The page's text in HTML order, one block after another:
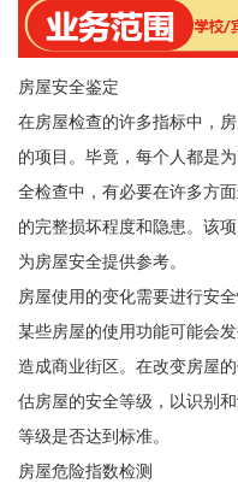
房屋安全鉴定
在房屋检查的许多指标中，
的项目。毕竟，每个人都是
全检查中，有必要在许多方
的完整损坏程度和隐患。该
为房屋安全提供参考。
房屋使用的变化需要进行安
某些房屋的使用功能可能会
造成商业街区。在改变房屋
估房屋的安全等级，以识别
等级是否达到标准。
房屋危险指数检测